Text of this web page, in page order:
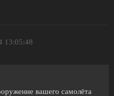
13:05:48
вашего самолёта